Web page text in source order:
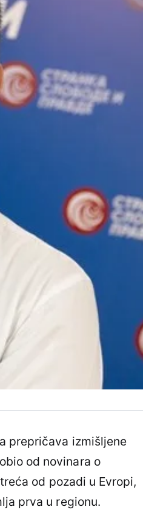
prepričava izmišljene
od novinara o
od pozadi u Evropi,
prva u regionu.